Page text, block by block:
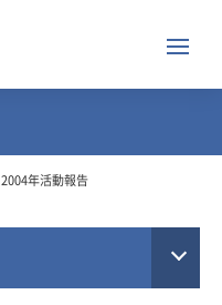
2004年活動報告